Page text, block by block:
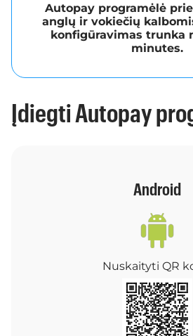
Autopay programėlė
anglų ir vokiečių
konfigūravimas trunka
minutes.
Įdiegti Autopay
Android
Nuskaityti QR